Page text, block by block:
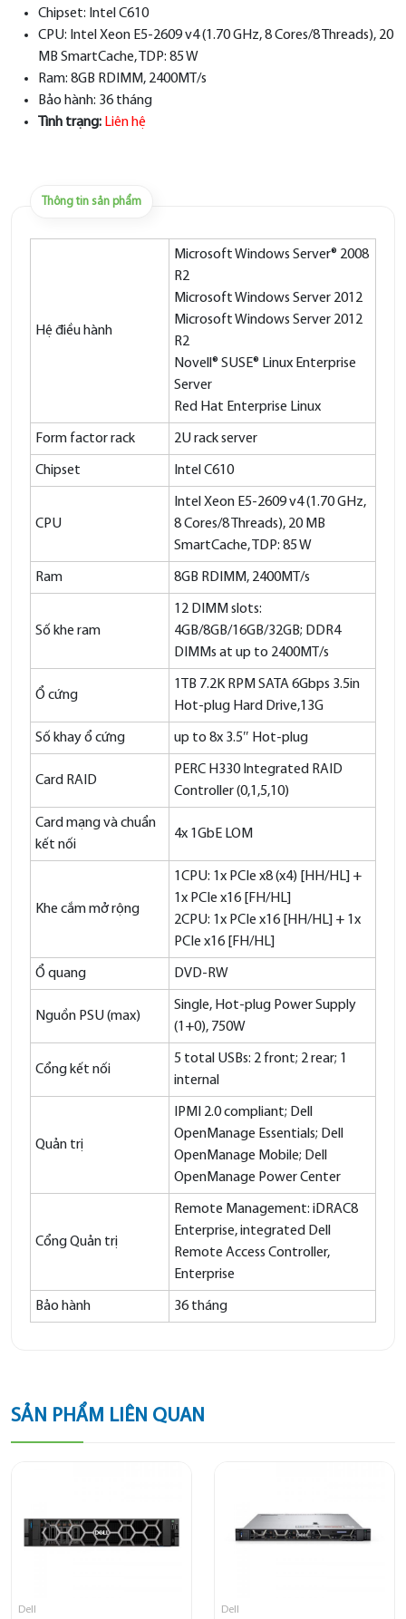
Chipset: Intel C610
CPU: Intel Xeon E5-2609 v4 (1.70 GHz, 8 Cores/8 Threads), 20
MB SmartCache, TDP: 85 W
Ram: 8GB RDIMM, 2400MT/s
Bảo hành: 36 tháng
Tình trạng: Liên hệ
Thông tin sản phẩm
Hệ điều hành
Microsoft Windows Server® 2008
R2
Microsoft Windows Server 2012
Microsoft Windows Server 2012
R2
Novell® SUSE® Linux Enterprise
Server
Red Hat Enterprise Linux
Form factor rack 2U rack server
Chipset Intel C610
CPU
Intel Xeon E5-2609 v4 (1.70 GHz,
8 Cores/8 Threads), 20 MB
SmartCache, TDP: 85 W
Ram 8GB RDIMM, 2400MT/s
Số khe ram
12 DIMM slots:
4GB/8GB/16GB/32GB; DDR4
DIMMs at up to 2400MT/s
Ổ cứng
1TB 7.2K RPM SATA 6Gbps 3.5in
Hot-plug Hard Drive,13G
Số khay ổ cứng up to 8x 3.5″ Hot-plug
Card RAID
PERC H330 Integrated RAID
Controller (0,1,5,10)
Card mạng và chuẩn
kết nối
4x 1GbE LOM
Khe cắm mở rộng
1CPU: 1x PCIe x8 (x4) [HH/HL] +
1x PCIe x16 [FH/HL]
2CPU: 1x PCIe x16 [HH/HL] + 1x
PCIe x16 [FH/HL]
Ổ quang DVD-RW
Nguồn PSU (max)
Single, Hot-plug Power Supply
(1+0), 750W
Cổng kết nối
5 total USBs: 2 front; 2 rear; 1
internal
Quản trị
IPMI 2.0 compliant; Dell
OpenManage Essentials; Dell
OpenManage Mobile; Dell
OpenManage Power Center
Cổng Quản trị
Remote Management: iDRAC8
Enterprise, integrated Dell
Remote Access Controller,
Enterprise
Bảo hành 36 tháng
SẢN PHẨM LIÊN QUAN
Dell Dell